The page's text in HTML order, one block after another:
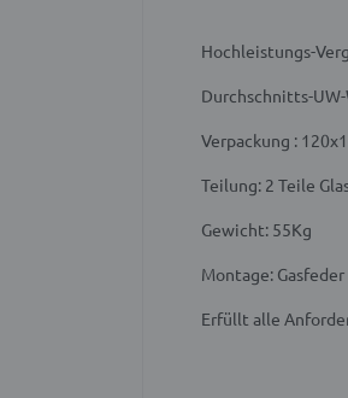
Hochleistungs-
Durchschnitts-
Verpackung :
Teilung: 2 Teile
Gewicht: 55Kg
Montage:
Erfüllt alle